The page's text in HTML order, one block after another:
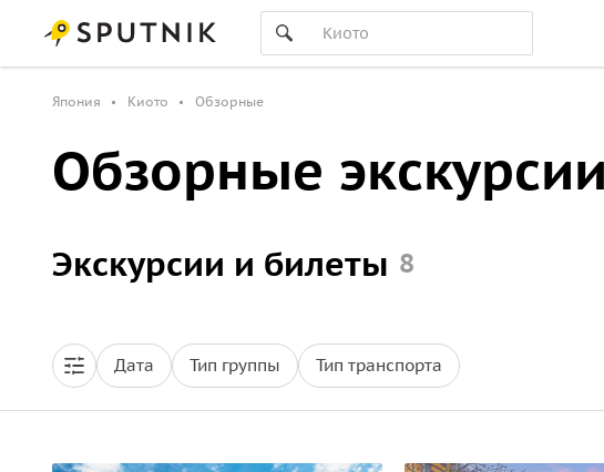
Япония Киото Обзорные
Обзорные
Экскурсии и билеты 8
Дата Тип группы Тип транспорта